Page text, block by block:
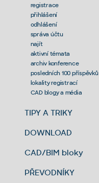
registrace
přihlášení
odhlášení
správa účtu
najít
aktivní témata
archiv konference
posledních 100 příspěvků
lokality registrací
CAD blogy a média
TIPY A TRIKY
DOWNLOAD
CAD/BIM bloky
PŘEVODNÍKY